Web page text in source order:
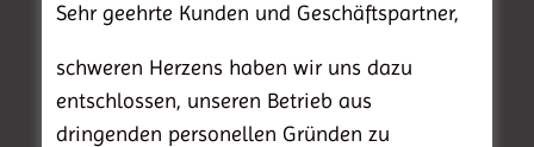
Mit Leidenschaft und Fachwissen
Ihres Traumgartens.
Wir bieten Ihnen:
Sehr geehrte Kunden und Geschäftspartner,
schweren Herzens haben wir uns dazu
entschlossen, unseren Betrieb aus
dringenden personellen Gründen zu